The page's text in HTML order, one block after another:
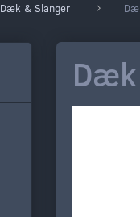
Dæk & Slanger